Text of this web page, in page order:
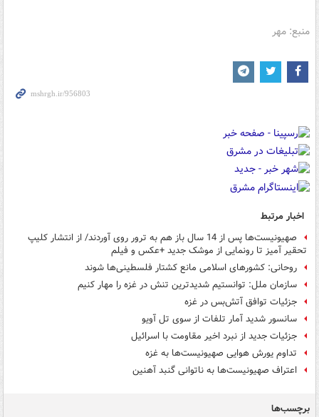
منبع: مهر
اخبار مرتبط
صهیونیست‌ها پس از 14 سال باز هم به ترور روی آوردند/ از انتشار کلیپ
تحقیر آمیز تا رونمایی از موشک جدید +عکس و فیلم
روحانی: کشورهای اسلامی مانع کشتار فلسطینی‌ها شوند
سازمان ملل: توانستیم شدیدترین تنش در غزه را مهار کنیم
جزئیات توافق آتش‌بس در غزه
سانسور شدید آمار تلفات از سوی تل آویو
جزئیات جدید از نبرد اخیر مقاومت با اسرائیل
تداوم یورش هوایی صهیونیست‌ها به غزه
اعتراف صهیونیست‌ها به ناتوانی گنبد آهنین
برچسب‌ها